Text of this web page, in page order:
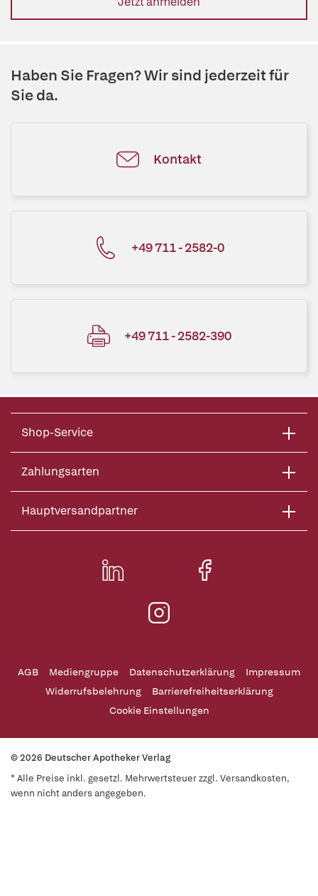
Haben Sie Fragen? Wir sind jederzeit für
Sie da.
Kontakt
+49 711 - 2582-0
+49 711 - 2582-390
Shop-Service
Zahlungsarten
Hauptversandpartner
AGB Mediengruppe Datenschutzerklärung
Impressum
Widerrufsbelehrung
Barrierefreiheitserklärung
Cookie Einstellungen
© 2026 Deutscher Apotheker Verlag
* Alle Preise inkl. gesetzl. Mehrwertsteuer zzgl. Versandkosten,
wenn nicht anders angegeben.